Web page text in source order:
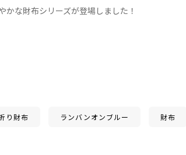
な財布シリーズが登場しました！
り財布 ランバンオンブルー 財布